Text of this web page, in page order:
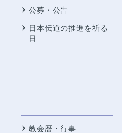
公募・公告
日本伝道の推進を祈る
日
教会暦・行事